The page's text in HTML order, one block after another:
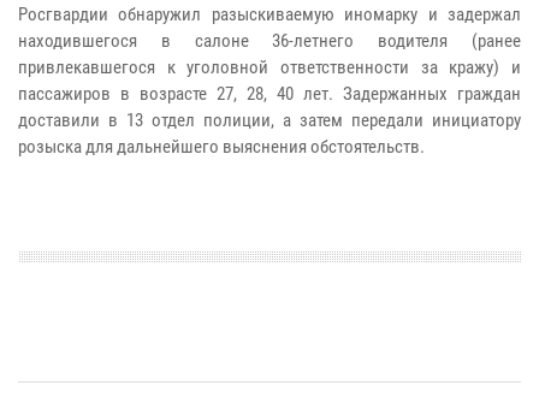
Росгвардии обнаружил разыскиваемую иномарку и задержал
находившегося в салоне 36-летнего водителя (ранее
привлекавшегося к уголовной ответственности за кражу) и
пассажиров в возрасте 27, 28, 40 лет. Задержанных граждан
доставили в 13 отдел полиции, а затем передали инициатору
розыска для дальнейшего выяснения обстоятельств.​​​​​​​